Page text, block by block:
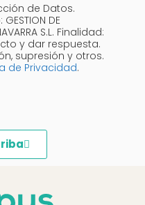
de Datos.
DE
S.L. Finalidad:
y dar respuesta.
supresión y otros.
de Privacidad.